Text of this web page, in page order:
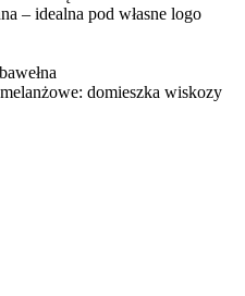
– idealna pod własne logo
domieszka wiskozy